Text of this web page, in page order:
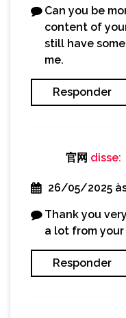
Can you be
content of
still have
me.
Responder
官网 disse:
26/05/2025
Thank you
a lot from your
Responder